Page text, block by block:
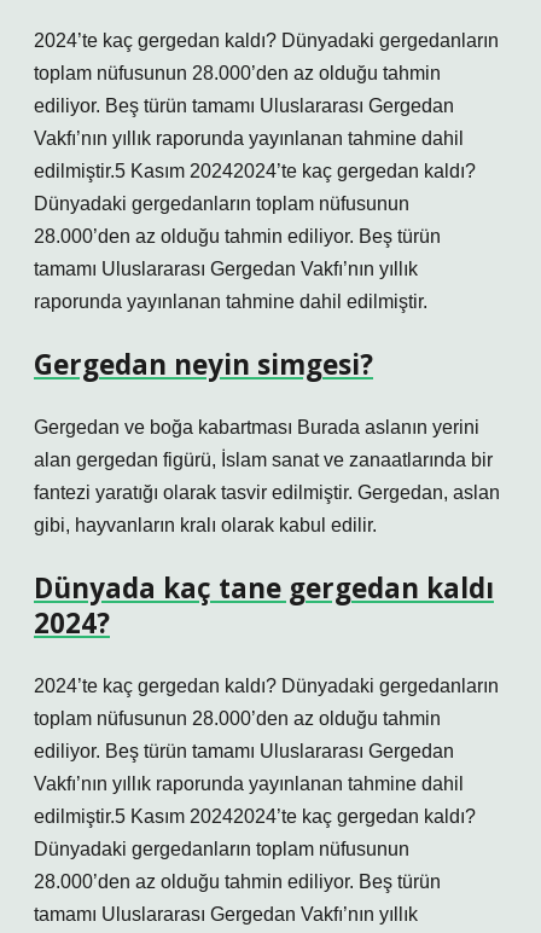
2024’te kaç gergedan kaldı? Dünyadaki gergedanların
toplam nüfusunun 28.000’den az olduğu tahmin
ediliyor. Beş türün tamamı Uluslararası Gergedan
Vakfı’nın yıllık raporunda yayınlanan tahmine dahil
edilmiştir.5 Kasım 20242024’te kaç gergedan kaldı?
Dünyadaki gergedanların toplam nüfusunun
28.000’den az olduğu tahmin ediliyor. Beş türün
tamamı Uluslararası Gergedan Vakfı’nın yıllık
raporunda yayınlanan tahmine dahil edilmiştir.
Gergedan neyin simgesi?
Gergedan ve boğa kabartması Burada aslanın yerini
alan gergedan figürü, İslam sanat ve zanaatlarında bir
fantezi yaratığı olarak tasvir edilmiştir. Gergedan, aslan
gibi, hayvanların kralı olarak kabul edilir.
Dünyada kaç tane gergedan kaldı
2024?
2024’te kaç gergedan kaldı? Dünyadaki gergedanların
toplam nüfusunun 28.000’den az olduğu tahmin
ediliyor. Beş türün tamamı Uluslararası Gergedan
Vakfı’nın yıllık raporunda yayınlanan tahmine dahil
edilmiştir.5 Kasım 20242024’te kaç gergedan kaldı?
Dünyadaki gergedanların toplam nüfusunun
28.000’den az olduğu tahmin ediliyor. Beş türün
tamamı Uluslararası Gergedan Vakfı’nın yıllık